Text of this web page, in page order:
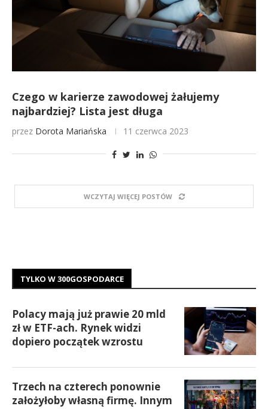
Czego w karierze zawodowej żałujemy
najbardziej? Lista jest długa
przez Dorota Mariańska 11 czerwca 2023
WCZYTAJ WIĘCEJ POSTÓW
TYLKO W 300GOSPODARCE
Polacy mają już prawie 20 mld
zł w ETF-ach. Rynek widzi
dopiero początek wzrostu
Trzech na czterech ponownie
założyłoby własną firmę. Innym